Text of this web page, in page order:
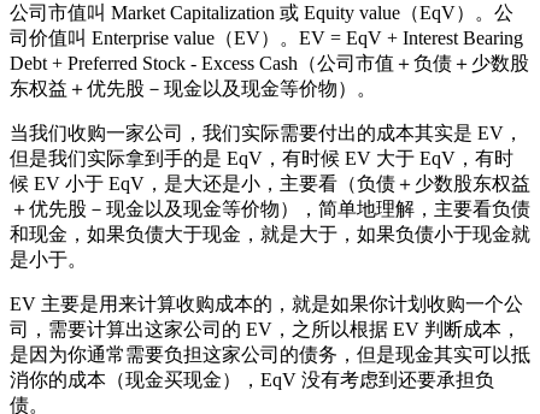
公司市值叫 Market Capitalization 或 Equity value（EqV）。公
司价值叫 Enterprise value（EV）。EV = EqV + Interest Bearing
Debt + Preferred Stock - Excess Cash（公司市值＋负债＋少数股
东权益＋优先股－现金以及现金等价物）。
当我们收购一家公司，我们实际需要付出的成本其实是 EV，
但是我们实际拿到手的是 EqV，有时候 EV 大于 EqV，有时
候 EV 小于 EqV，是大还是小，主要看（负债＋少数股东权益
＋优先股－现金以及现金等价物），简单地理解，主要看负债
和现金，如果负债大于现金，就是大于，如果负债小于现金就
是小于。
EV 主要是用来计算收购成本的，就是如果你计划收购一个公
司，需要计算出这家公司的 EV，之所以根据 EV 判断成本，
是因为你通常需要负担这家公司的债务，但是现金其实可以抵
消你的成本（现金买现金），EqV 没有考虑到还要承担负
债。